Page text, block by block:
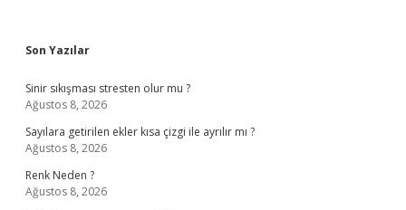
Sidebar
Son Yazılar
Sinir sıkışması stresten olur mu ?
Ağustos 8, 2026
Sayılara getirilen ekler kısa çizgi ile ayrılır mı ?
Ağustos 8, 2026
Renk Neden ?
Ağustos 8, 2026